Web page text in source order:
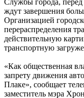
Службы города, перед
ждут завершения
Организацией
перераспределения
действительную
транспортную
«Как общественная
запрету движения
Плаке», сообщает
заместитель мэра